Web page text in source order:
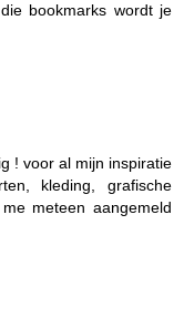
bookmarks wordt je
! voor al mijn inspiratie
kleding, grafische
meteen aangemeld